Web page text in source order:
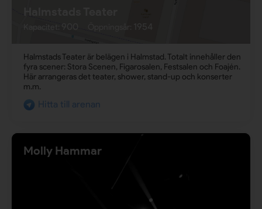
900
Halmstads Teater är belägen i Halmstad. Totalt innehåller den
fyra scener: Stora Scenen, Figarosalen, Festsalen och Foajén.
Här arrangeras det teater, shower, stand-up och konserter
m.m.
Hitta till arenan
Molly Hammar